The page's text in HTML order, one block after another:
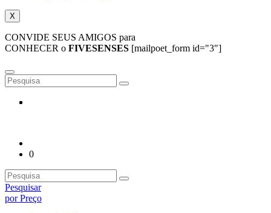
X
CONVIDE SEUS AMIGOS para
CONHECER o FIVESENSES [mailpoet_form id="3"]
0
Pesquisar
por Preço